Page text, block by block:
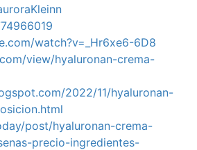
watch?v=_Hr6xe6-6D8
view/hyaluronan-crema-
2022/11/hyaluronan-
post/hyaluronan-crema-
precio-ingredientes-